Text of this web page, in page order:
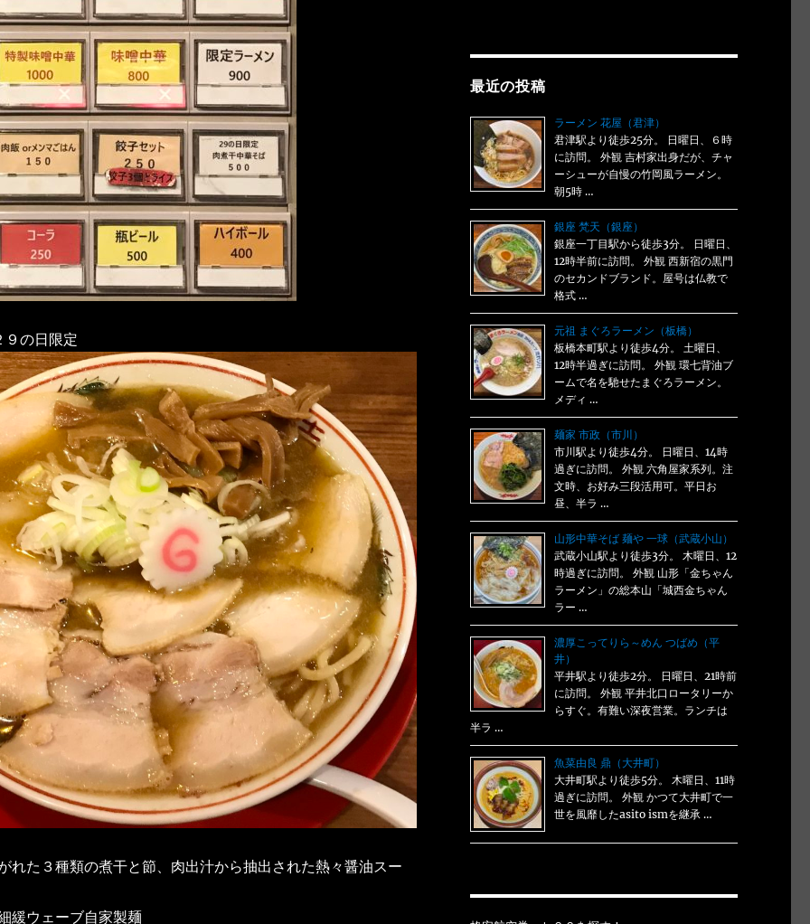
９の日限定
れた３種類の煮干と節、肉出汁から抽出された熱々醤油スー
緩ウェーブ自家製麺
最近の投稿
ラーメン 花屋（君津）
君津駅より徒歩25分。 日曜日、６時
に訪問。 外観 吉村家出身だが、チャ
ーシューが自慢の竹岡風ラーメン。
朝5時 …
銀座 梵天（銀座）
銀座一丁目駅から徒歩3分。 日曜日、
12時半前に訪問。 外観 西新宿の黒門
のセカンドブランド。屋号は仏教で
格式 …
元祖 まぐろラーメン（板橋）
板橋本町駅より徒歩4分。 土曜日、
12時半過ぎに訪問。 外観 環七背油ブ
ームで名を馳せたまぐろラーメン。
メディ …
麺家 市政（市川）
市川駅より徒歩4分。 日曜日、14時
過ぎに訪問。 外観 六角屋家系列。注
文時、お好み三段活用可。平日お
昼、半ラ …
山形中華そば 麺や 一球（武蔵小山）
武蔵小山駅より徒歩3分。 木曜日、12
時過ぎに訪問。 外観 山形「金ちゃん
ラーメン」の総本山「城西金ちゃん
ラー …
濃厚こってりら～めん つばめ（平
井）
平井駅より徒歩2分。 日曜日、21時前
に訪問。 外観 平井北口ロータリーか
らすぐ。有難い深夜営業。ランチは
半ラ …
魚菜由良 鼎（大井町）
大井町駅より徒歩5分。 木曜日、11時
過ぎに訪問。 外観 かつて大井町で一
世を風靡したasito ismを継承 …